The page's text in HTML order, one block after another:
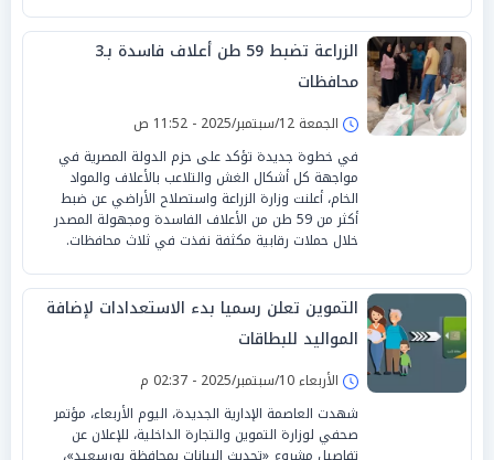
الزراعة تضبط 59 طن أعلاف فاسدة بـ3
محافظات
الجمعة 12/سبتمبر/2025 - 11:52 ص
في خطوة جديدة تؤكد على حزم الدولة المصرية في
مواجهة كل أشكال الغش والتلاعب بالأعلاف والمواد
الخام، أعلنت وزارة الزراعة واستصلاح الأراضي عن ضبط
أكثر من 59 طن من الأعلاف الفاسدة ومجهولة المصدر
خلال حملات رقابية مكثفة نفذت في ثلاث محافظات.
التموين تعلن رسميا بدء الاستعدادات لإضافة
المواليد للبطاقات
الأربعاء 10/سبتمبر/2025 - 02:37 م
شهدت العاصمة الإدارية الجديدة، اليوم الأربعاء، مؤتمر
صحفي لوزارة التموين والتجارة الداخلية، للإعلان عن